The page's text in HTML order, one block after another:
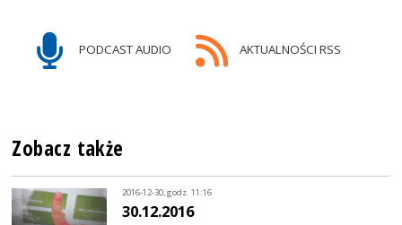
PODCAST AUDIO AKTUALNOŚCI RSS
Zobacz także
2016-12-30, godz. 11:16
30.12.2016